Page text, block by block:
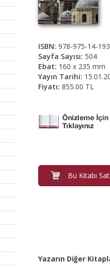
ISBN: 978-975-14-
Sayfa Sayısı: 504
Ebat: 160 x 235 mm
Yayın Tarihi:
Fiyatı: 855.00 TL
Bu Kitabı
Yazarın Diğer